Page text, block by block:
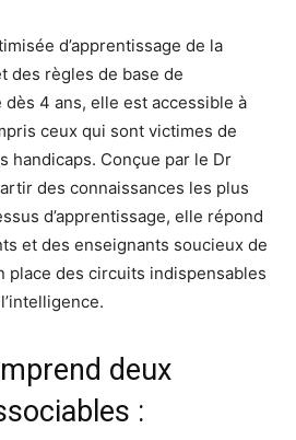
d’apprentissage de la
des règles de base de
dès 4 ans, elle est accessible à
ceux qui sont victimes de
handicaps. Conçue par le Dr
des connaissances les plus
d’apprentissage, elle répond
et des enseignants soucieux de
place des circuits indispensables
deux
: